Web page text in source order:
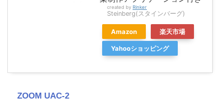
created by Rinker
Steinberg(スタインバーグ)
Amazon 楽天市場
Yahooショッピング
ZOOM UAC-2